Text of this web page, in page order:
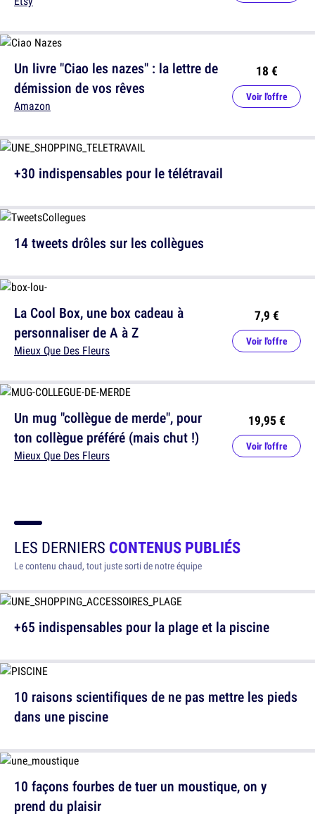
Un livre "Ciao les nazes" : la lettre de
démission de vos rêves
Amazon
18 €
Voir l'offre
14 tweets drôles sur les collègues
Un mug "collègue de merde", pour
ton collègue préféré (mais chut !)
Mieux Que Des Fleurs
19,95 €
Voir l'offre
+30 indispensables pour le télétravail
La Cool Box, une box cadeau à
personnaliser de A à Z
Mieux Que Des Fleurs
7,9 €
Voir l'offre
LES DERNIERS CONTENUS PUBLIÉS
Le contenu chaud, tout juste sorti de notre équipe
+65 indispensables pour la plage et la piscine
10 façons fourbes de tuer un moustique, on y
prend du plaisir
10 raisons scientifiques de ne pas mettre les pieds
dans une piscine